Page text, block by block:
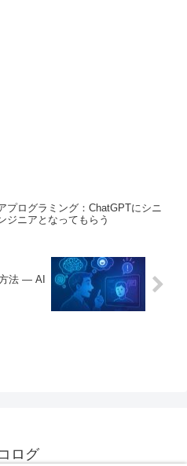
プログラミング：ChatGPTにシニ
ジニアとなってもらう
法 — AI
ログ